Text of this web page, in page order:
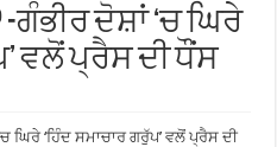
-ਗੰਭੀਰ ਦੋਸ਼ਾਂ ‘ਚ ਘਿਰੇ
ਵਲੋਂ ਪ੍ਰੈਸ ਦੀ ਧੌਂਸ
ਘਿਰੇ ‘ਹਿੰਦ ਸਮਾਚਾਰ ਗਰੁੱਪ’ ਵਲੋਂ ਪ੍ਰੈਸ ਦੀ